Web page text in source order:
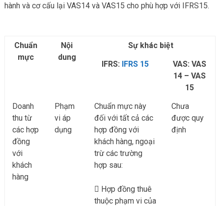
hành và cơ cấu lại VAS14 và VAS15 cho phù hợp với IFRS15.
Chuẩn
mực
Nội
dung
Sự khác biệt
IFRS: IFRS 15
VAS: VAS
14 – VAS
15
Doanh
thu từ
các hợp
đồng
với
khách
hàng
Phạm
vi áp
dụng
Chuẩn mực này
đối với tất cả các
hợp đồng với
khách hàng, ngoại
trừ các trường
hợp sau:
Hợp đồng thuê
thuộc phạm vi của
Chưa
được quy
định